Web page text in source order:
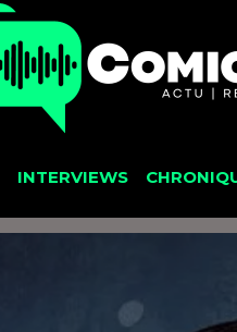
INTERVIEWS